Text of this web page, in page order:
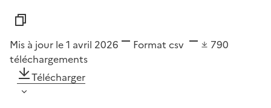
Mis à jour le 1 avril 2026 Format csv
790
téléchargements
Télécharger